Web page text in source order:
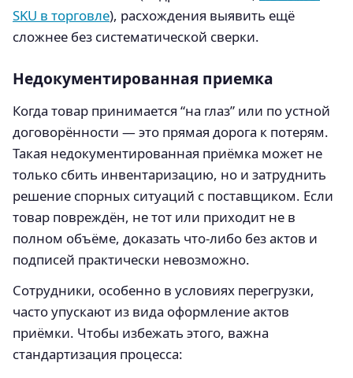
SKU в торговле), расхождения выявить ещё
сложнее без систематической сверки.
Недокументированная приемка
Когда товар принимается “на глаз” или по устной
договорённости — это прямая дорога к потерям.
Такая недокументированная приёмка может не
только сбить инвентаризацию, но и затруднить
решение спорных ситуаций с поставщиком. Если
товар повреждён, не тот или приходит не в
полном объёме, доказать что-либо без актов и
подписей практически невозможно.
Сотрудники, особенно в условиях перегрузки,
часто упускают из вида оформление актов
приёмки. Чтобы избежать этого, важна
стандартизация процесса: